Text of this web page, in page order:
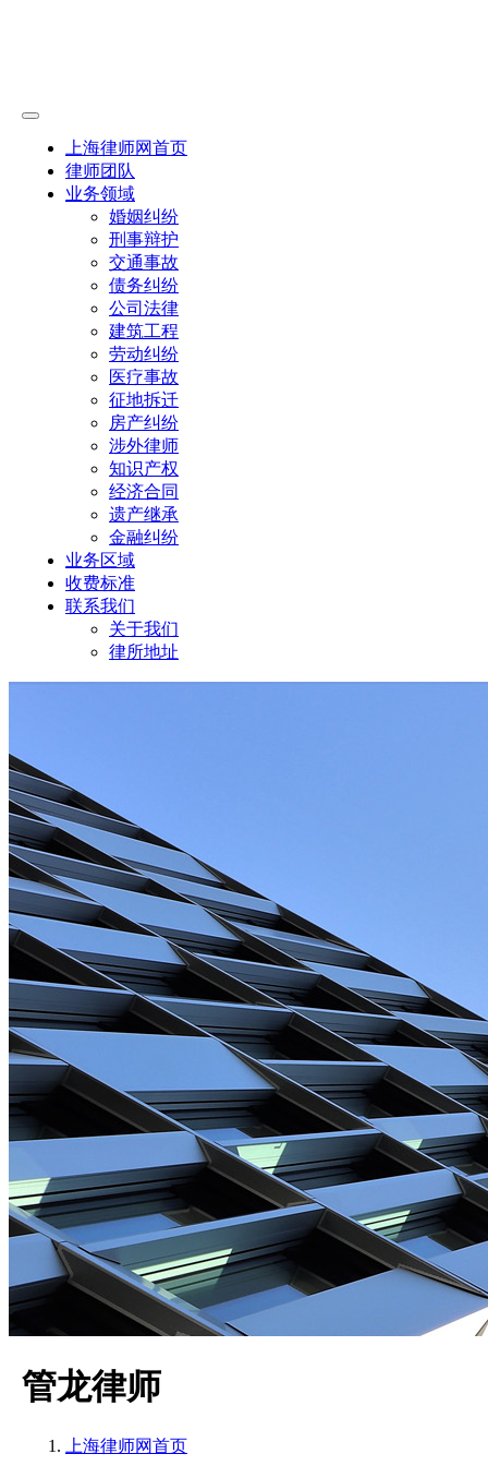
上海律师网首页
律师团队
业务领域
婚姻纠纷
刑事辩护
交通事故
债务纠纷
公司法律
建筑工程
劳动纠纷
医疗事故
征地拆迁
房产纠纷
涉外律师
知识产权
经济合同
遗产继承
金融纠纷
业务区域
收费标准
联系我们
关于我们
律所地址
管龙律师
上海律师网首页